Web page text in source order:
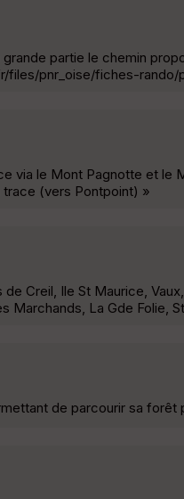
partie le chemin
pnr_oise/fiches-rando/
via le Mont Pagnotte et le
trace (vers Pontpoint) »
Creil, Ile St Maurice,
La Gde Folie,
de parcourir sa forêt